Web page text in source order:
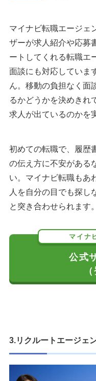
マイナビ転職エージェ
ザーが求人紹介や応募
ートしてくれる転職エ
面談にも対応していま
ん。移動の負担なく面
るかどうかを決めきれ
求人が出ているのかを
初めての転職で、履歴
の伝え方に不安がある
い。マイナビ転職もあ
人を自分の目でも探し
と突き合わせられます
マイナ
公式
3.リクルートエージェ